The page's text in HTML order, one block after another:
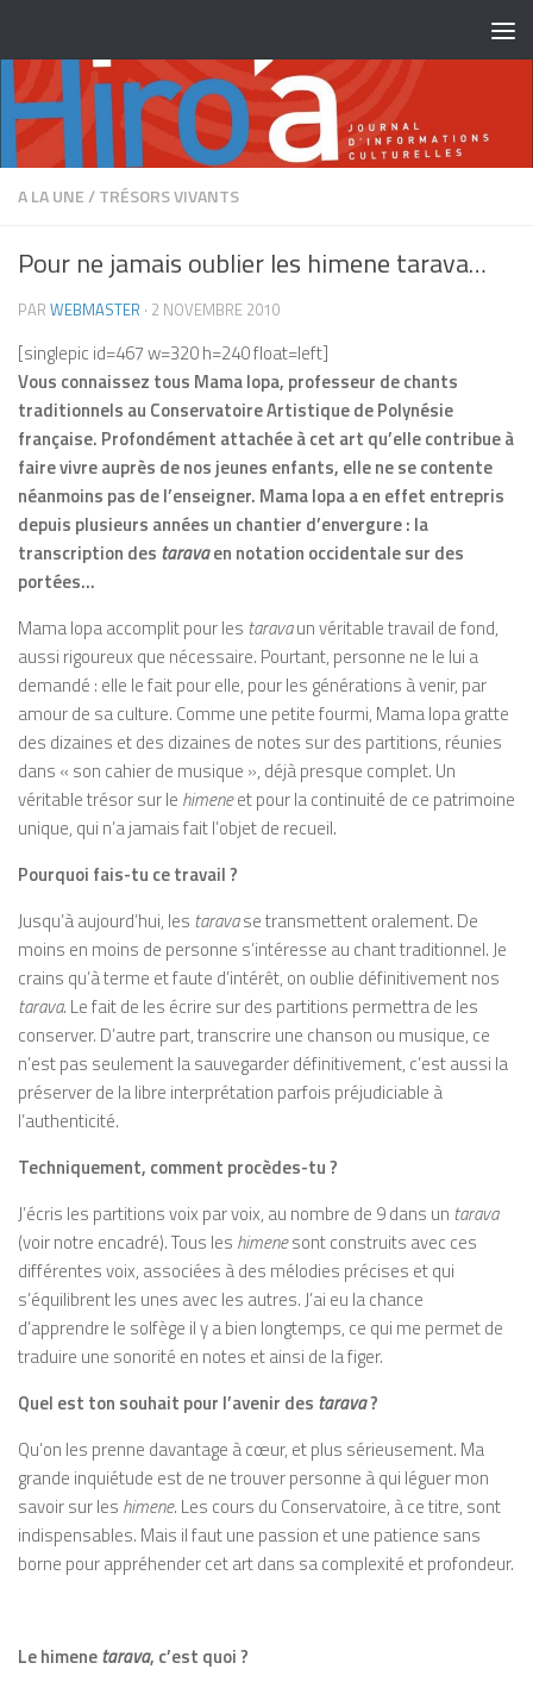
A LA UNE/TRÉSORS VIVANTS
Pour ne jamais oublier les himene tarava…
PAR WEBMASTER · 2 NOVEMBRE 2010
[singlepic id=467 w=320 h=240 float=left]
Vous connaissez tous Mama Iopa, professeur de chants
traditionnels au Conservatoire Artistique de Polynésie
française. Profondément attachée à cet art qu’elle contribue à
faire vivre auprès de nos jeunes enfants, elle ne se contente
néanmoins pas de l’enseigner. Mama Iopa a en effet entrepris
depuis plusieurs années un chantier d’envergure : la
transcription des taravaen notation occidentale sur des
portées…
Mama Iopa accomplit pour les taravaun véritable travail de fond,
aussi rigoureux que nécessaire. Pourtant, personne ne le lui a
demandé : elle le fait pour elle, pour les générations à venir, par
amour de sa culture. Comme une petite fourmi, Mama Iopa gratte
des dizaines et des dizaines de notes sur des partitions, réunies
dans « son cahier de musique », déjà presque complet. Un
véritable trésor sur le himeneet pour la continuité de ce patrimoine
unique, qui n’a jamais fait l’objet de recueil.
Pourquoi fais-tu ce travail ?
Jusqu’à aujourd’hui, les taravase transmettent oralement. De
moins en moins de personne s’intéresse au chant traditionnel. Je
crains qu’à terme et faute d’intérêt, on oublie définitivement nos
tarava. Le fait de les écrire sur des partitions permettra de les
conserver. D’autre part, transcrire une chanson ou musique, ce
n’est pas seulement la sauvegarder définitivement, c’est aussi la
préserver de la libre interprétation parfois préjudiciable à
l’authenticité.
Techniquement, comment procèdes-tu ?
J’écris les partitions voix par voix, au nombre de 9 dans un tarava
(voir notre encadré). Tous les himenesont construits avec ces
différentes voix, associées à des mélodies précises et qui
s’équilibrent les unes avec les autres. J’ai eu la chance
d’apprendre le solfège il y a bien longtemps, ce qui me permet de
traduire une sonorité en notes et ainsi de la figer.
Quel est ton souhait pour l’avenir des tarava?
Qu’on les prenne davantage à cœur, et plus sérieusement. Ma
grande inquiétude est de ne trouver personne à qui léguer mon
savoir sur les himene. Les cours du Conservatoire, à ce titre, sont
indispensables. Mais il faut une passion et une patience sans
borne pour appréhender cet art dans sa complexité et profondeur.
Le himenetarava, c’est quoi ?